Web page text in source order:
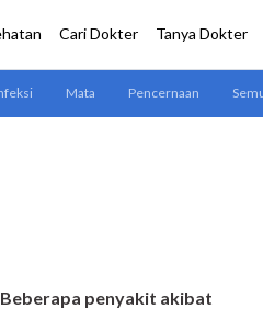
penyakit akibat